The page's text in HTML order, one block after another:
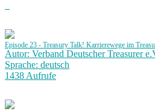
Episode 23 - Treasury Talk! Karrierewege im
Autor: Verband Deutscher Treasurer
Sprache: deutsch
1438 Aufrufe